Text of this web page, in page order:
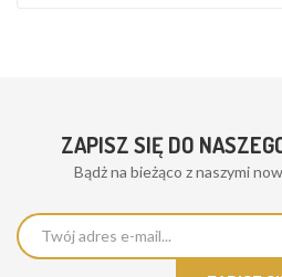
ZAPISZ SIĘ DO
Bądż na bieżąco z naszymi